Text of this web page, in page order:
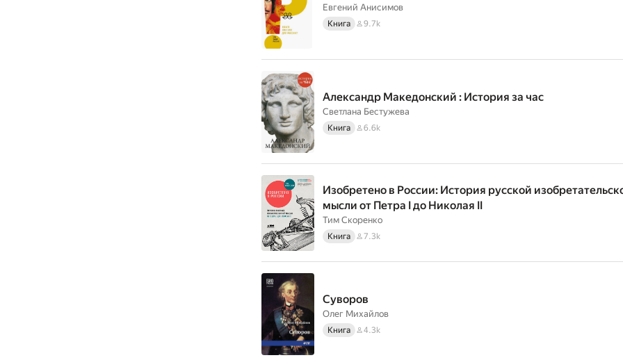
Евгений Анисимов
Книга 9.7k
Александр Македонский : История за час
Светлана Бестужева
Книга 6.6k
Изобретено в России: История русской
мысли от Петра I до Николая II
Тим Скоренко
Книга 7.3k
Суворов
Олег Михайлов
Книга 4.3k